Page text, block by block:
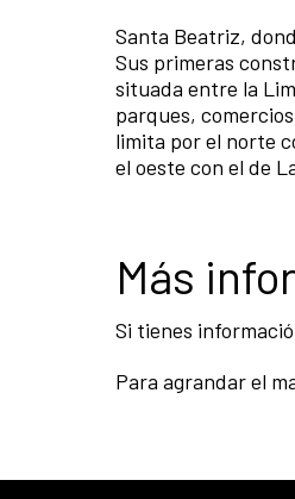
Santa Beatriz,
Sus primeras
situada entre la
parques,
limita por el norte
el oeste con el de
Más
Si tienes
Para agrandar el